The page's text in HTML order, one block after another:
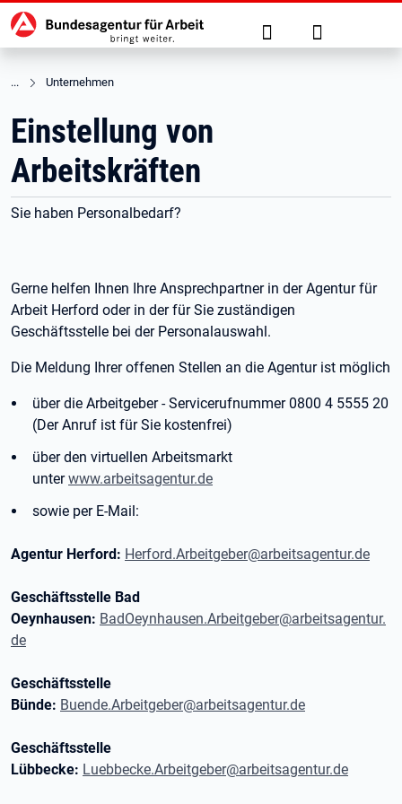
zu den Hauptinhalten springen
Hauptnavigation Suche Anmelden
Unternehmen
Einstellung von
Arbeitskräften
Sie haben Personalbedarf?
Gerne helfen Ihnen Ihre Ansprechpartner in der Agentur für
Arbeit Herford oder in der für Sie zuständigen
Geschäftsstelle bei der Personalauswahl.
Die Meldung Ihrer offenen Stellen an die Agentur ist möglich
über die Arbeitgeber - Servicerufnummer 0800 4 5555 20
(Der Anruf ist für Sie kostenfrei)
über den virtuellen Arbeitsmarkt
unterwww.arbeitsagentur.de
sowie per E-Mail:
Agentur Herford: Herford.Arbeitgeber@arbeitsagentur.de
Geschäftsstelle Bad
Oeynhausen: BadOeynhausen.Arbeitgeber@arbeitsagentur.
de
Geschäftsstelle
Bünde: Buende.Arbeitgeber@arbeitsagentur.de
Geschäftsstelle
Lübbecke: Luebbecke.Arbeitgeber@arbeitsagentur.de